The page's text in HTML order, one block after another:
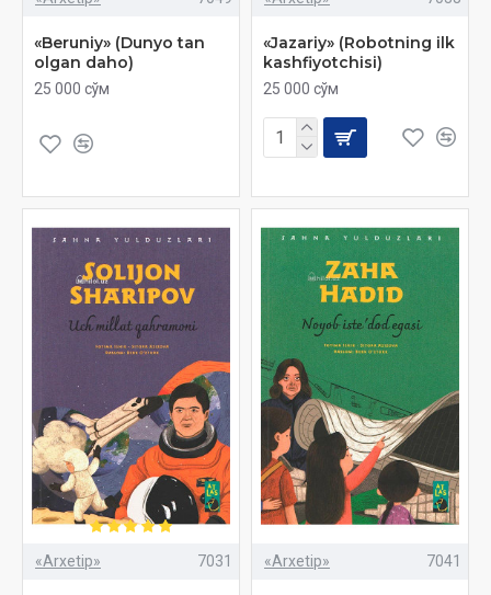
«Beruniy» (Dunyo tan
olgan daho)
25 000 сўм
«Jazariy» (Robotning ilk
kashfiyotchisi)
25 000 сўм
«Arxetip» 7031 «Arxetip» 7041